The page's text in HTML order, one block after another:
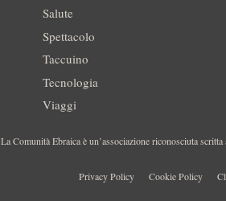
Salute
Spettacolo
Taccuino
Tecnologia
Viaggi
La Comunità Ebraica è un’associazione riconosciuta
Privacy Policy Cookie Policy